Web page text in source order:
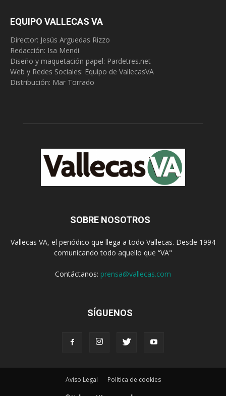
EQUIPO VALLECAS VA
Director: Jesús Arguedas Rizzo
Redacción: Isa Mendi
Diseño y maquetación papel: Pardetres.net
Web y Redes Sociales: Equipo de VallecasVA
Distribución: Mar Torrado
SOBRE NOSOTROS
Vallecas VA, el periódico que llega a todo Vallecas. Desde 1994
comunicando todo aquello que “VA"
Contáctanos: prensa@vallecas.com
SÍGUENOS
Aviso Legal Política de cookies